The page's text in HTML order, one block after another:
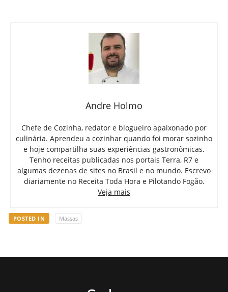
Andre Holmo
Chefe de Cozinha, redator e blogueiro apaixonado por
culinária. Aprendeu a cozinhar quando foi morar sozinho
e hoje compartilha suas experiências gastronômicas.
Tenho receitas publicadas nos portais Terra, R7 e
algumas dezenas de sites no Brasil e no mundo. Escrevo
diariamente no Receita Toda Hora e Pilotando Fogão.
Veja mais
POSTED IN Massas